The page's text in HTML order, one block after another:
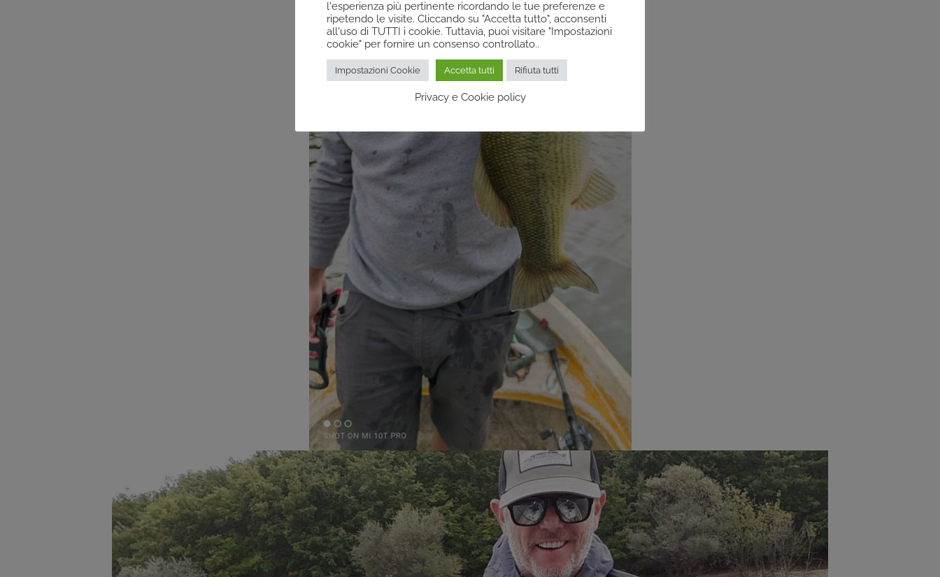
l'esperienza più pertinente ricordando le tue preferenze e
ripetendo le visite. Cliccando su "Accetta tutto", acconsenti
all'uso di TUTTI i cookie. Tuttavia, puoi visitare "Impostazioni
cookie" per fornire un consenso controllato..
Impostazioni Cookie Accetta tutti Rifiuta tutti
Privacy e Cookie policy